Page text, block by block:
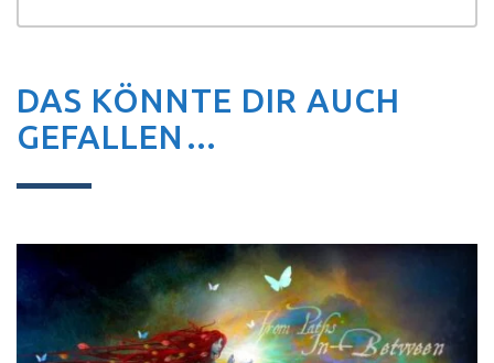
DAS KÖNNTE DIR AUCH
GEFALLEN…